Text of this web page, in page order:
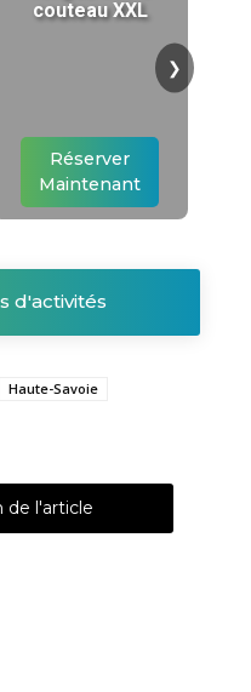
couteau XXL
Réserver
Maintenant
❯
d'activités
Haute-Savoie
de l'article